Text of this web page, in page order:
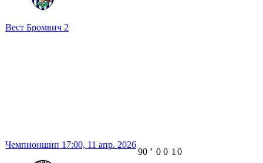
Вест Бромвич 2
Чемпионшип 17:00, 11 апр. 2026
90 ʼ 0 0 1 0